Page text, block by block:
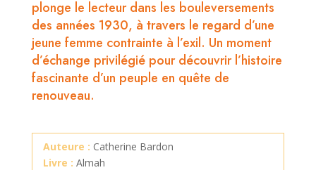
plonge le lecteur dans les bouleversements
des années 1930, à travers le regard d’une
jeune femme contrainte à l’exil. Un moment
d’échange privilégié pour découvrir l’histoire
fascinante d’un peuple en quête de
renouveau.
Auteure : Catherine Bardon
Livre : Almah